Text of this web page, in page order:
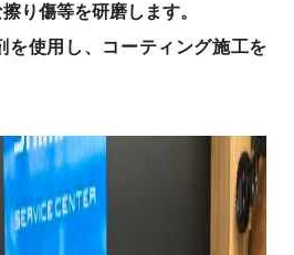
り傷等を研磨します。
を使用し、コーティング施工を